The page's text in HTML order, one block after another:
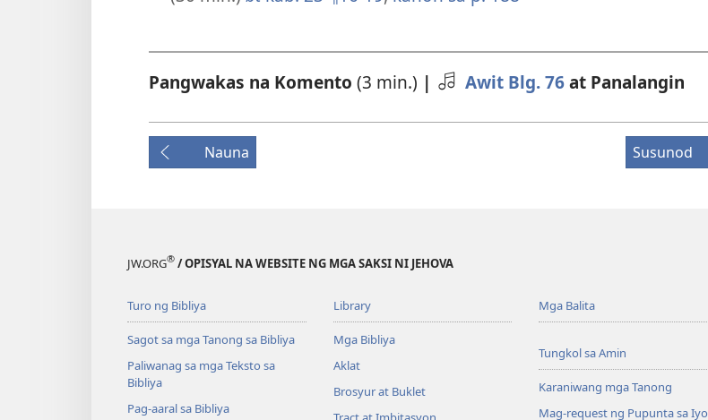
Pangwakas na Komento (3 min.) | Awit Blg. 76at Panalangin
Nauna Susunod
JW.ORG® / OPISYAL NA WEBSITE NG MGA SAKSI NI JEHOVA
Turo ng Bibliya
Sagot sa mga Tanong sa Bibliya
Paliwanag sa mga Teksto sa
Bibliya
Pag-aaral sa Bibliya
Library
Mga Bibliya
Aklat
Brosyur at Buklet
Mga Balita
Tungkol sa Amin
Karaniwang mga Tanong
Mag-request ng Pupunta sa Iyo